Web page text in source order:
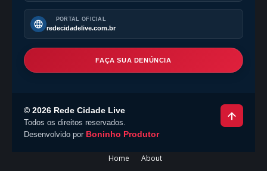
PORTAL OFICIAL
redecidadelive.com.br
FAÇA SUA DENÚNCIA
© 2026 Rede Cidade Live
Todos os direitos reservados.
Desenvolvido por Boninho Produtor
Home About